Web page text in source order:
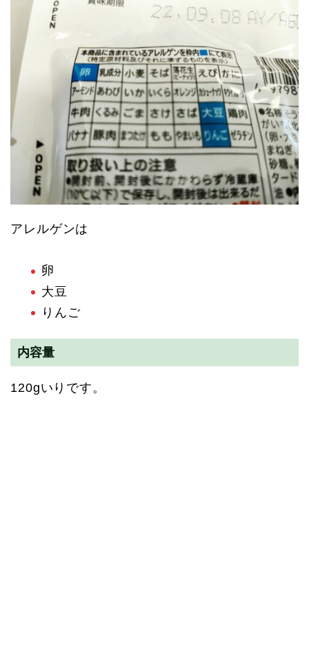
アレルゲンは
卵
大豆
りんご
内容量
120gいりです。